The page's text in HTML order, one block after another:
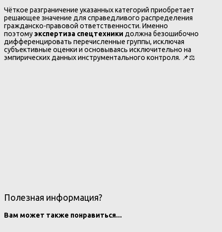
Чёткое разграничение указанных категорий приобретает
решающее значение для справедливого распределения
гражданско-правовой ответственности. Именно
поэтомуэкспертиза спецтехники должна безошибочно
дифференцировать перечисленные группы, исключая
субъективные оценки и основываясь исключительно на
эмпирических данных инструментального контроля. 📌⚖️
Полезная информация?
Вам может также понравиться...